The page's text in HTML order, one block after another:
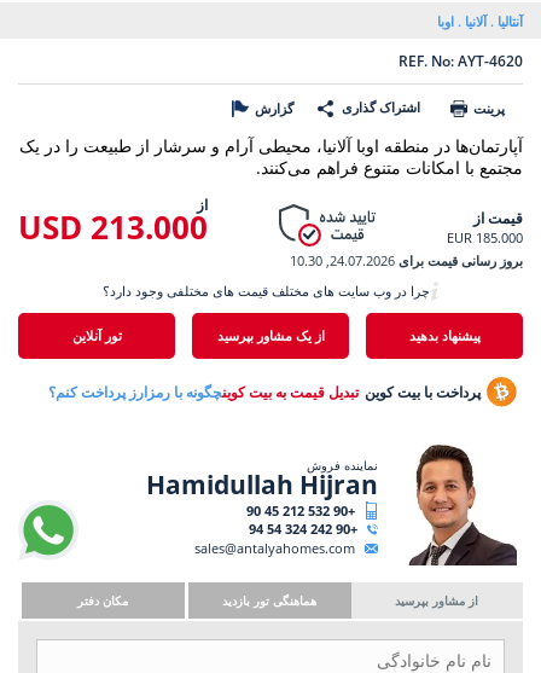
آنتالیا آلانیا اوبا
REF. No: AYT-4620
پرینت اشتراک گذاری گزارش
آپارتمان‌ها در منطقه اوبا آلانیا، محیطی آرام و سرشار از طبیعت را در یک
مجتمع با امکانات متنوع فراهم می‌کنند.
قیمت از
185.000 EUR
از
213.000 USD
بروز رسانی قیمت برای 24.07.2026, 10.30
پیشنهاد بدهید از یک مشاور بپرسید تور آنلاین
چرا در وب سایت های مختلف قیمت های مختلفی وجود دارد؟
پرداخت با بیت کوین تبدیل قیمت به بیت کوینچگونه با رمزارز پرداخت کنم؟
نماینده فروش
Hamidullah Hijran
+90 532 212 45 90
+90 242 324 54 94
sales@antalyahomes.com
از مشاور بپرسید هماهنگی تور بازدید مکان دفتر